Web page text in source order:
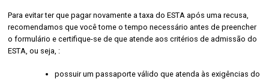
Para evitar ter que pagar novamente a taxa do ESTA após uma recusa,
recomendamos que você tome o tempo necessário antes de preencher
o formulário e certifique-se de que atende aos critérios de admissão do
ESTA, ou seja, :
possuir um passaporte válido que atenda às exigências do